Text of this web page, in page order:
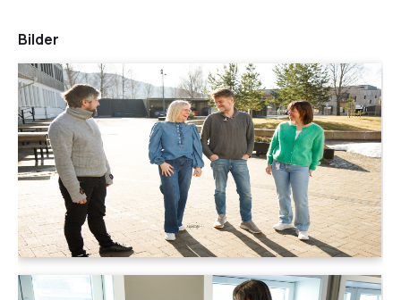
Bilder